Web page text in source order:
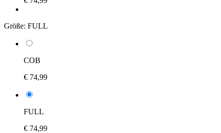
Größe: FULL
COB
€ 74,99
FULL
€ 74,99